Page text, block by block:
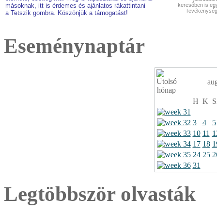
másoknak, itt is érdemes és ajánlatos rákattintani
a Tetszik gombra. Köszönjük a támogatást!
keresőben is
Eseménynaptár
H K
3 4
5
10 11
17 18
24 25
31
Legtöbbször olvasták